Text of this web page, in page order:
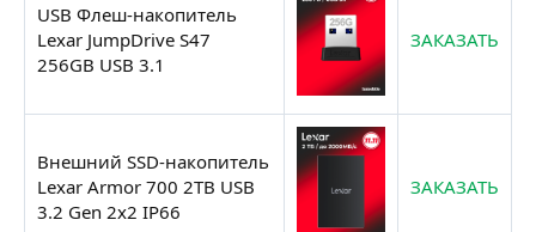
USB Флеш-накопитель
Lexar JumpDrive S47
256GB USB 3.1
ЗАКАЗАТЬ
Внешний SSD-накопитель
Lexar Armor 700 2TB USB
3.2 Gen 2x2 IP66
ЗАКАЗАТЬ